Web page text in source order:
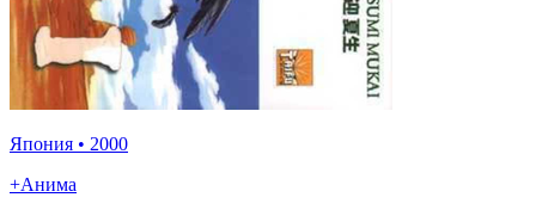
Япония • 2000
+Анима